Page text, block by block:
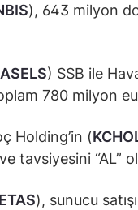
), 643 milyon
ASELS) SSB ile
780 milyon
Holding’in (
tavsiyesini “AL”
), sunucu